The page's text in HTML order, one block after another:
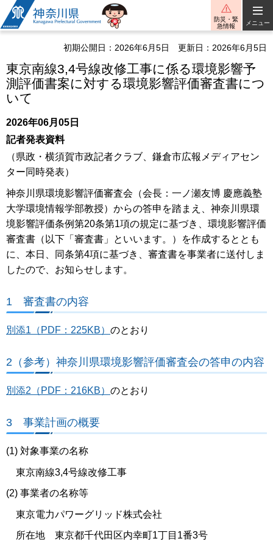
神奈川県
防災・緊
急情報
メニュー
初期公開日：2026年6月5日 更新日：2026年6月5日
東京南線3,4号線改修工事に係る環境影響予
測評価書案に対する環境影響評価審査書につ
いて
2026年06月05日
記者発表資料
（県政・横須賀市政記者クラブ、鎌倉市広報メディアセン
ター同時発表）
神奈川県環境影響評価審査会（会長：一ノ瀬友博 慶應義塾
大学環境情報学部教授）からの答申を踏まえ、神奈川県環
境影響評価条例第20条第1項の規定に基づき、環境影響評価
審査書（以下「審査書」といいます。）を作成するととも
に、本日、同条第4項に基づき、審査書を事業者に送付しま
したので、お知らせします。
1 審査書の内容
別添1（PDF：225KB） のとおり
2（参考）神奈川県環境影響評価審査会の答申の内容
別添2（PDF：216KB） のとおり
3 事業計画の概要
(1) 対象事業の名称
東京南線3,4号線改修工事
(2) 事業者の名称等
東京電力パワーグリッド株式会社
所在地 東京都千代田区内幸町1丁目1番3号